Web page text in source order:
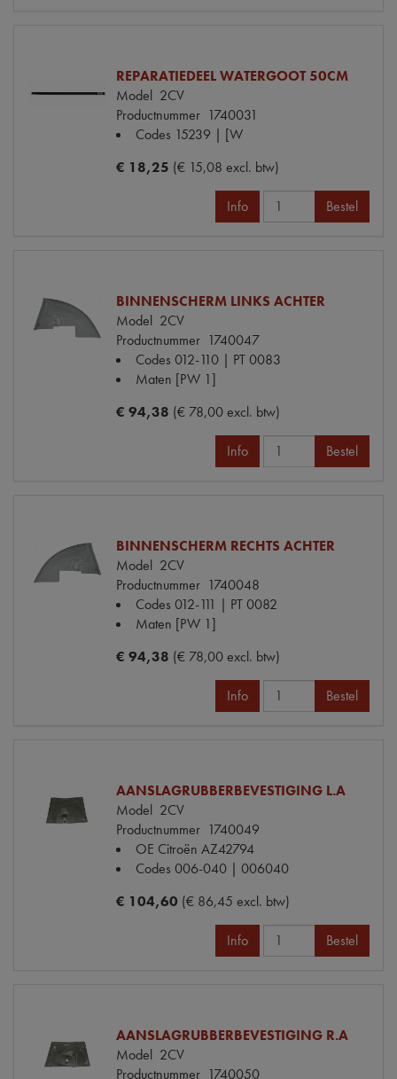
REPARATIEDEEL WATERGOOT 50CM
Model 2CV
Productnummer 1740031
Codes 15239 | [W
€ 18,25 (€ 15,08 excl. btw)
Info Bestel
BINNENSCHERM LINKS ACHTER
Model 2CV
Productnummer 1740047
Codes 012-110 | PT 0083
Maten [PW 1]
€ 94,38 (€ 78,00 excl. btw)
Info Bestel
BINNENSCHERM RECHTS ACHTER
Model 2CV
Productnummer 1740048
Codes 012-111 | PT 0082
Maten [PW 1]
€ 94,38 (€ 78,00 excl. btw)
Info Bestel
AANSLAGRUBBERBEVESTIGING L.A
Model 2CV
Productnummer 1740049
OE Citroën AZ42794
Codes 006-040 | 006040
€ 104,60 (€ 86,45 excl. btw)
Info Bestel
AANSLAGRUBBERBEVESTIGING R.A
Model 2CV
Productnummer 1740050